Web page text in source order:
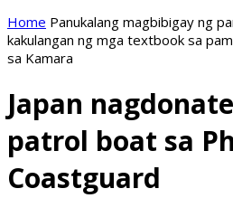
Home Panukalang magbibigay ng
kakulangan ng mga textbook sa
sa Kamara
Japan
patrol boat sa
Coastguard